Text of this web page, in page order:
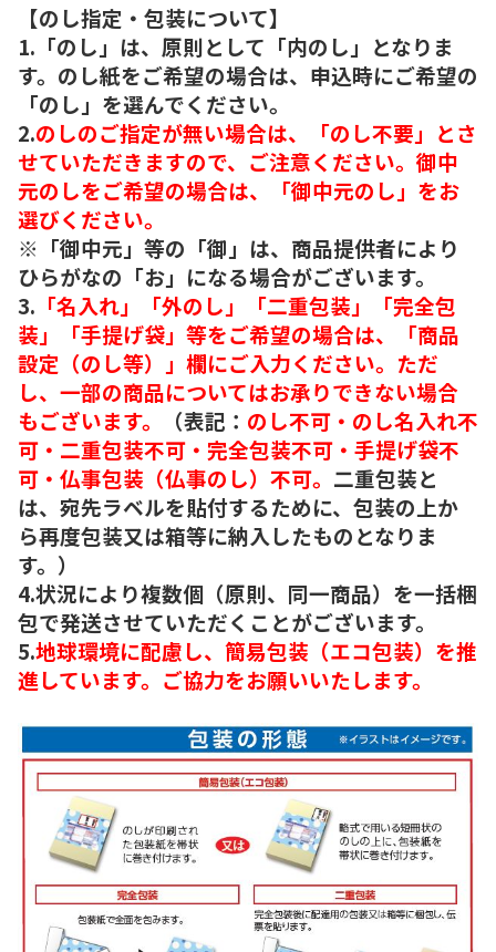
【のし指定・包装について】
1.「のし」は、原則として「内のし」となりま
す。のし紙をご希望の場合は、申込時にご希望の
「のし」を選んでください。
2.のしのご指定が無い場合は、「のし不要」とさ
せていただきますので、ご注意ください。御中
元のしをご希望の場合は、「御中元のし」をお
選びください。
※「御中元」等の「御」は、商品提供者により
ひらがなの「お」になる場合がございます。
3. 「名入れ」「外のし」「二重包装」「完全包
装」「手提げ袋」等をご希望の場合は、「商品
設定（のし等）」欄にご入力ください。ただ
し、一部の商品についてはお承りできない場合
もございます。
（表記： のし不可・のし名入れ不
可・二重包装不可・完全包装不可・手提げ袋不
可・仏事包装（仏事のし）不可。 二重包装と
は、宛先ラベルを貼付するために、包装の上か
ら再度包装又は箱等に納入したものとなりま
す。）
4.状況により複数個（原則、同一商品）を一括梱
包で発送させていただくことがございます。
5.地球環境に配慮し、簡易包装（エコ包装）を推
進しています。ご協力をお願いいたします。